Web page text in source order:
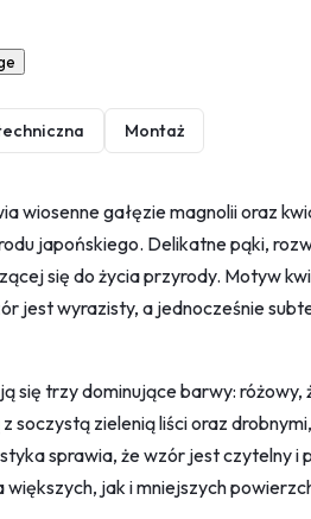
Montaż
wiosenne gałęzie magnolii oraz
japońskiego. Delikatne pąki,
się do życia przyrody. Motyw
jest wyrazisty, a jednocześnie
się trzy dominujące barwy: różowy,
soczystą zielenią liści oraz
sprawia, że wzór jest czytelny
jak i mniejszych